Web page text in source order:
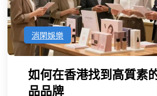
消閑娛樂
如何在香港找到高質素
品品牌